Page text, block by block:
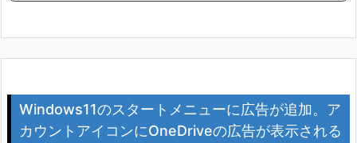
Windows11のスタートメニューに広告が追加。ア
カウントアイコンにOneDriveの広告が表示される